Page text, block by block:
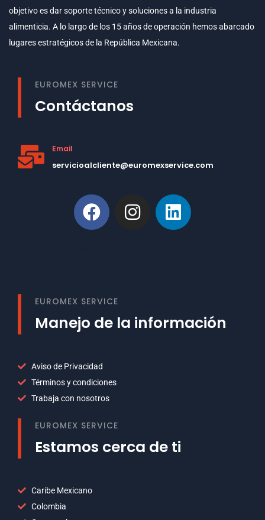
objetivo es dar soporte técnico y soluciones a la industria
alimenticia. A lo largo de los 15 años de operación hemos abarcado
lugares estratégicos de la República Mexicana.
EUROMEX SERVICE
Contáctanos
Email
servicioalcliente@euromexservice.com
EUROMEX SERVICE
Manejo de la información
Aviso de Privacidad
Términos y condiciones
Trabaja con nosotros
EUROMEX SERVICE
Estamos cerca de ti
Caribe Mexicano
Colombia